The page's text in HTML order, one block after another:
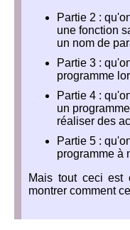
Partie 2 :
une fonction
un nom de
Partie 3 :
programme
Partie 4 :
un
réaliser des
Partie 5 :
programme à
Mais tout ceci est
montrer comment